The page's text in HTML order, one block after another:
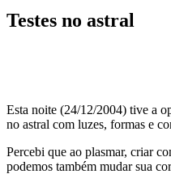
Testes no astral
Esta noite (24/12/2004) tive a
no astral com luzes, formas e
Percebi que ao plasmar, criar
podemos também mudar sua